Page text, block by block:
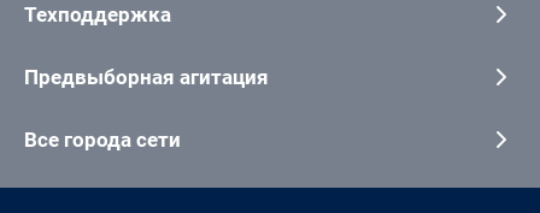
Техподдержка
Предвыборная агитация
Все города сети